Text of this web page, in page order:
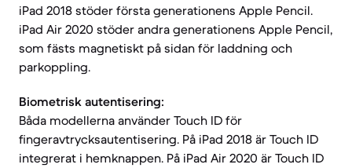
iPad 2018 stöder första generationens Apple Pencil.
iPad Air 2020 stöder andra generationens Apple Pencil,
som fästs magnetiskt på sidan för laddning och
parkoppling.
Biometrisk autentisering:
Båda modellerna använder Touch ID för
fingeravtrycksautentisering. På iPad 2018 är Touch ID
integrerat i hemknappen. På iPad Air 2020 är Touch ID